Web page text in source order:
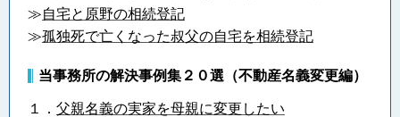
≫自宅と原野の相続登記
≫孤独死で亡くなった叔父の自宅を相続登記
当事務所の解決事例集２０選（不動産名義変更編）
１． 父親名義の実家を母親に変更したい